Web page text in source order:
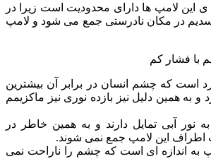
ها دارای محدودیت است زیرا در
مکان نادرستی جمع می شود و لامپ
کم
که چشم انسان در برابر آن بیشترین
دلیل نیز بازده نوری نیز ماکزیمم
تمایل دارند و به همین خاطر در
این لامپ جمع نمی شوند.
ای است که چشم را ناراحت نمی